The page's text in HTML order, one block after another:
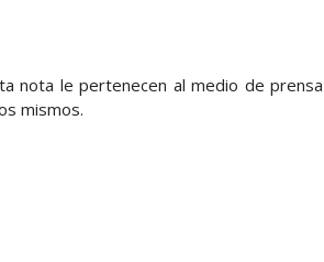
nota le pertenecen al medio de prensa
mismos.